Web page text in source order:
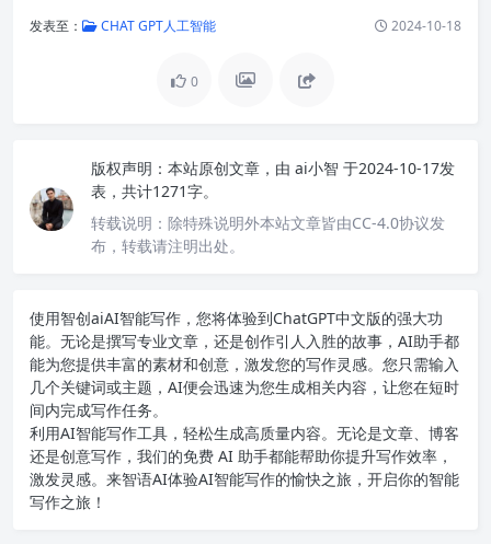
发表至： CHAT GPT人工智能 2024-10-18
0
版权声明： 本站原创文章，由 ai小智 于2024-10-17发
表，共计1271字。
转载说明： 除特殊说明外本站文章皆由CC-4.0协议发
布，转载请注明出处。
使用智创aiAI智能写作 ，您将体验到ChatGPT中文版的强大功
能。无论是撰写专业文章，还是创作引人入胜的故事，AI助手都
能为您提供丰富的素材和创意，激发您的写作灵感。您只需输入
几个关键词或主题，AI便会迅速为您生成相关内容，让您在短时
间内完成写作任务。
利用AI智能写作工具，轻松生成高质量内容。无论是文章、博客
还是创意写作，我们的免费 AI 助手都能帮助你提升写作效率，
激发灵感。来智语AI体验AI智能写作的愉快之旅，开启你的智能
写作之旅！